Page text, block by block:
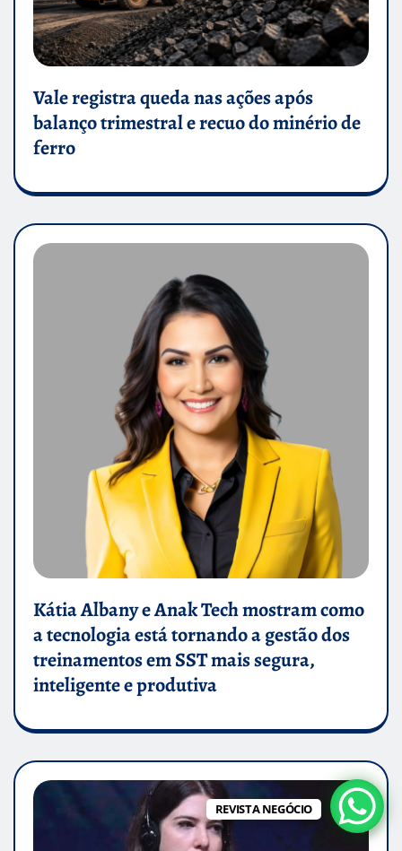
Vale registra queda nas ações após
balanço trimestral e recuo do minério de
ferro
Kátia Albany e Anak Tech mostram como
a tecnologia está tornando a gestão dos
treinamentos em SST mais segura,
inteligente e produtiva
REVISTA NEGÓCIO